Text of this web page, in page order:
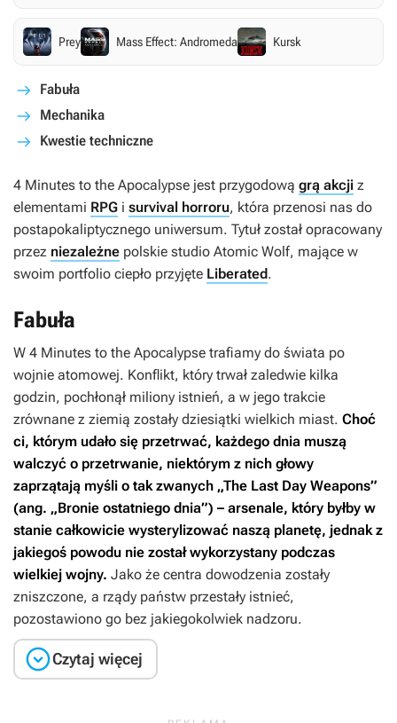
Prey Mass Effect: Andromeda Kursk
Fabuła
Mechanika
Kwestie techniczne
4 Minutes to the Apocalypse jest przygodową grą akcji z
elementami RPG i survival horroru, która przenosi nas do
postapokaliptycznego uniwersum. Tytuł został opracowany
przez niezależne polskie studio Atomic Wolf, mające w
swoim portfolio ciepło przyjęte Liberated.
Fabuła
W 4 Minutes to the Apocalypse trafiamy do świata po
wojnie atomowej. Konflikt, który trwał zaledwie kilka
godzin, pochłonął miliony istnień, a w jego trakcie
zrównane z ziemią zostały dziesiątki wielkich miast. Choć
ci, którym udało się przetrwać, każdego dnia muszą
walczyć o przetrwanie, niektórym z nich głowy
zaprzątają myśli o tak zwanych „The Last Day Weapons”
(ang. „Bronie ostatniego dnia”) – arsenale, który byłby w
stanie całkowicie wysterylizować naszą planetę, jednak z
jakiegoś powodu nie został wykorzystany podczas
wielkiej wojny. Jako że centra dowodzenia zostały
zniszczone, a rządy państw przestały istnieć,
pozostawiono go bez jakiegokolwiek nadzoru.
Czytaj więcej